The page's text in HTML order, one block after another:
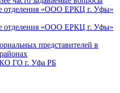
отделения «ООО ЕРКЦ г. Уфы»
отделения «ООО ЕРКЦ г. Уфы»
представителей в
ГО г. Уфа РБ